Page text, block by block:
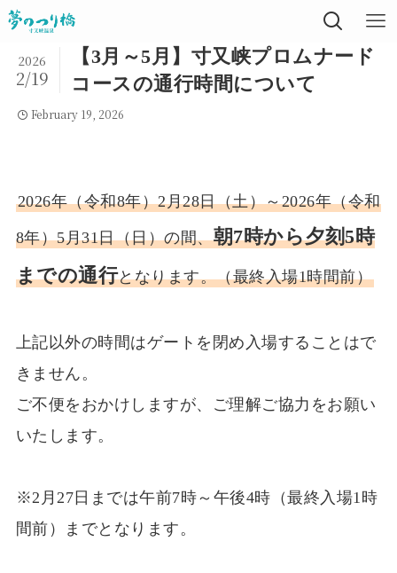
【3月～5月】寸又峡プロムナード
コースの通行時間について
2026
2/19
February 19, 2026
2026年（令和8年）2月28日（土）～2026年（令和
8年）5月31日（日）の間、朝7時から夕刻5時
までの通行となります。（最終入場1時間前）
上記以外の時間はゲートを閉め入場することはで
きません。
ご不便をおかけしますが、ご理解ご協力をお願い
いたします。
※2月27日までは午前7時～午後4時（最終入場1時
間前）までとなります。